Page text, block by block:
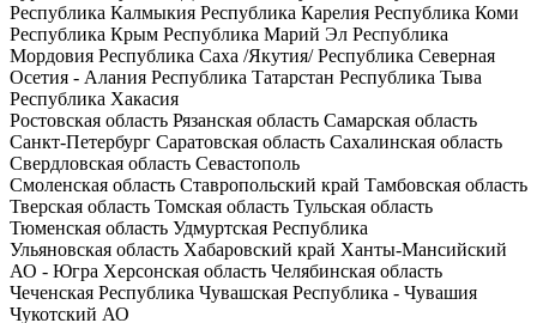
Республика Калмыкия Республика Карелия Республика Коми
Республика Крым Республика Марий Эл Республика
Мордовия Республика Саха /Якутия/Республика Северная
Осетия - Алания Республика Татарстан Республика Тыва
Республика Хакасия
Ростовская область Рязанская область Самарская область
Санкт-Петербург Саратовская область Сахалинская область
Свердловская область Севастополь
Смоленская область Ставропольский край Тамбовская область
Тверская область Томская область Тульская область
Тюменская область Удмуртская Республика
Ульяновская область Хабаровский край Ханты-Мансийский
АО - Югра Херсонская область Челябинская область
Чеченская Республика Чувашская Республика - Чувашия
Чукотский АО